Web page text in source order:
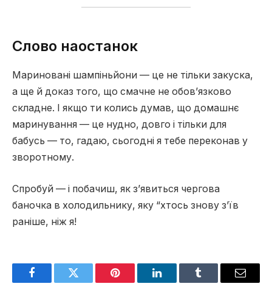
Слово наостанок
Мариновані шампіньйони — це не тільки закуска,
а ще й доказ того, що смачне не обов’язково
складне. І якщо ти колись думав, що домашнє
маринування — це нудно, довго і тільки для
бабусь — то, гадаю, сьогодні я тебе переконав у
зворотному.
Спробуй — і побачиш, як з’явиться чергова
баночка в холодильнику, яку “хтось знову з’їв
раніше, ніж я!
FacebookTwitter Pinterest LinkedInTumblr Email